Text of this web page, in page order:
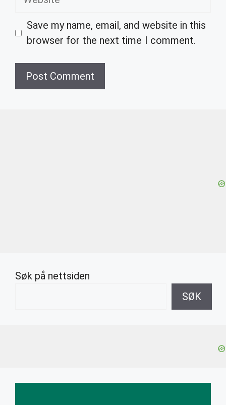
Save my name, email, and website in this
browser for the next time I comment.
Søk på nettsiden
SØK